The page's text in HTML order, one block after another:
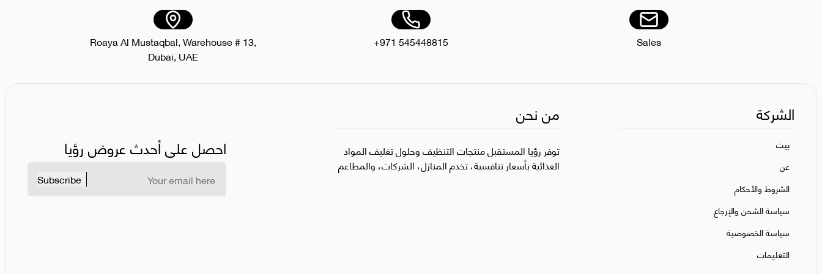
Sales
+971 545448815
Roaya Al Mustaqbal, Warehouse # 13,
Dubai, UAE
الشركة
بيت
عن
الشروط والأحكام
سياسة الشحن والإرجاع
سياسة الخصوصية
التعليمات
من نحن
توفر رؤيا المستقبل منتجات التنظيف وحلول تغليف المواد
الغذائية بأسعار تنافسية، تخدم المنازل، الشركات، والمطاعم
احصل على أحدث عروض رؤيا
Subscribe